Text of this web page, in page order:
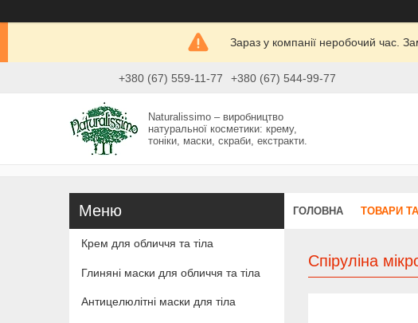
Зараз у компанії неробочий час.
+380 (67) 559-11-77 +380 (67) 544-99-77
Naturalissimo – виробництво
натуральної косметики: крему,
тоніки, маски, скраби, екстракти.
ГОЛОВНА ТОВАРИ
Спіруліна
Крем для обличчя та тіла
Глиняні маски для обличчя та тіла
Антицелюлітні маски для тіла